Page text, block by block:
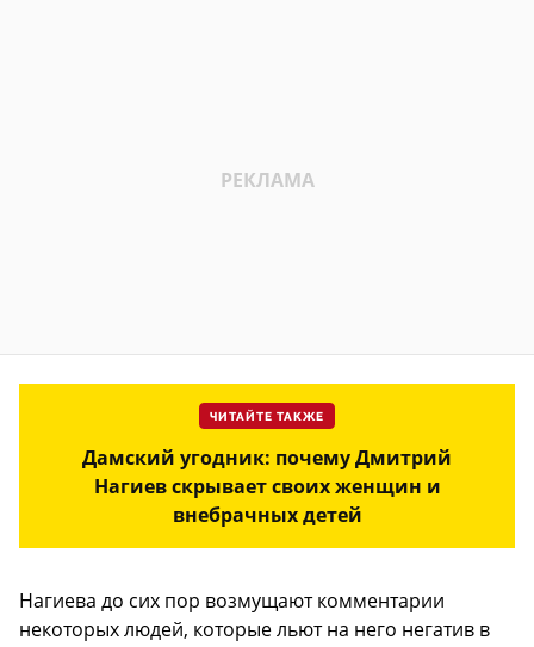
ЧИТАЙТЕ ТАКЖЕ
Дамский угодник: почему Дмитрий
Нагиев скрывает своих женщин и
внебрачных детей
Нагиева до сих пор возмущают комментарии
некоторых людей, которые льют на него негатив в